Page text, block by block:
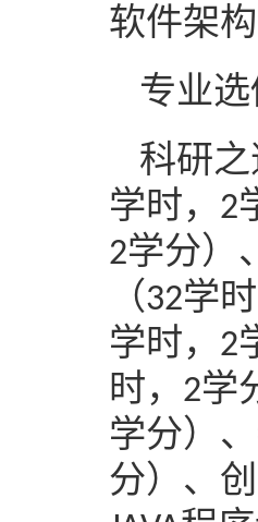
软件架
专业
科研之
学时， 2
2学分）、
（32学时
学时， 2
时， 2学
学分）
分）、